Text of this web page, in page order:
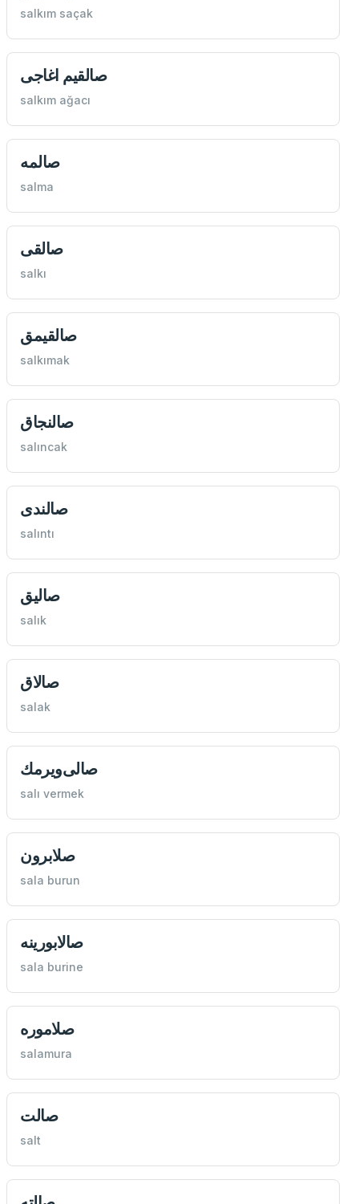
salkım saçak
صالقيم اغاجی
salkım ağacı
‌صالمه
salma
صالقی
salkı
صالقيمق
salkımak
صالنجاق
salıncak
صالندی
salıntı
صاليق
salık
صالاق
salak
صالی‌ويرمك
salı vermek
صلابرون
sala burun
صالابورینه
sala burine
صلاموره
salamura
صالت
salt